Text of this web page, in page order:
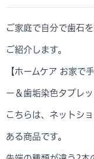
ご家庭で自分で歯石
ご紹介します。
【ホームケア お家で
ー＆歯垢染色タブレッ
こちらは、ネットシ
ある商品です。